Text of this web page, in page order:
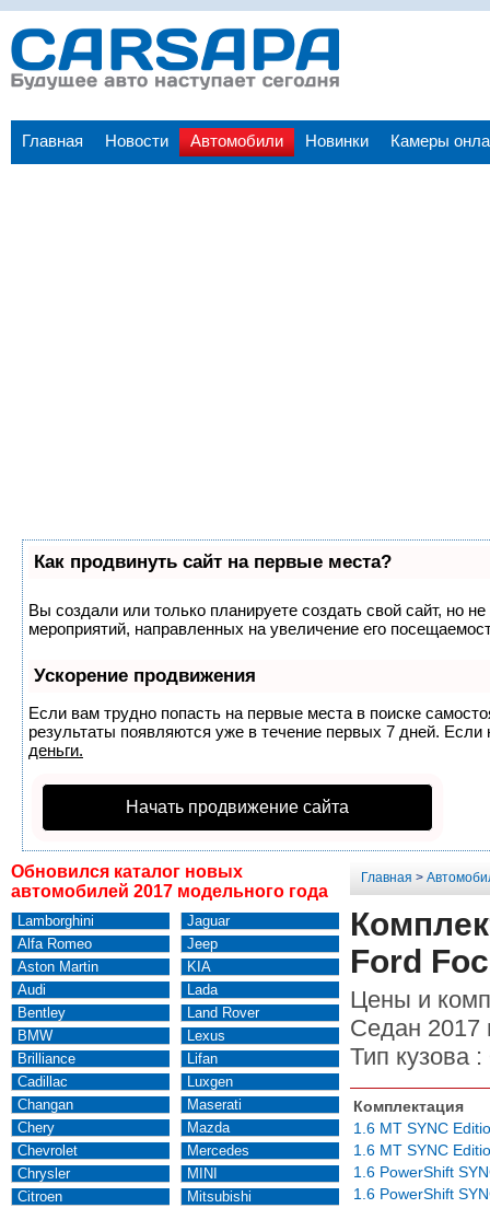
Главная Новости Автомобили Новинки Камеры
Как продвинуть сайт на первые места?
Вы создали или только планируете создать свой сайт, но
мероприятий, направленных на увеличение его
Ускорение продвижения
Если вам трудно попасть на первые места в поиске
результаты появляются уже в течение первых 7 дней.
деньги.
Начать продвижение сайта
Обновился каталог новых
автомобилей 2017 модельного года
Lamborghini
Alfa Romeo
Aston Martin
Audi
Bentley
BMW
Brilliance
Cadillac
Changan
Chery
Chevrolet
Chrysler
Citroen
Jaguar
Jeep
KIA
Lada
Land Rover
Lexus
Lifan
Luxgen
Maserati
Mazda
Mercedes
MINI
Mitsubishi
Главная >
Ford
Цены и
Седан 2017
Тип кузова :
Комплектация
1.6 MT SYNC
1.6 MT SYNC
1.6 PowerShift
1.6 PowerShift